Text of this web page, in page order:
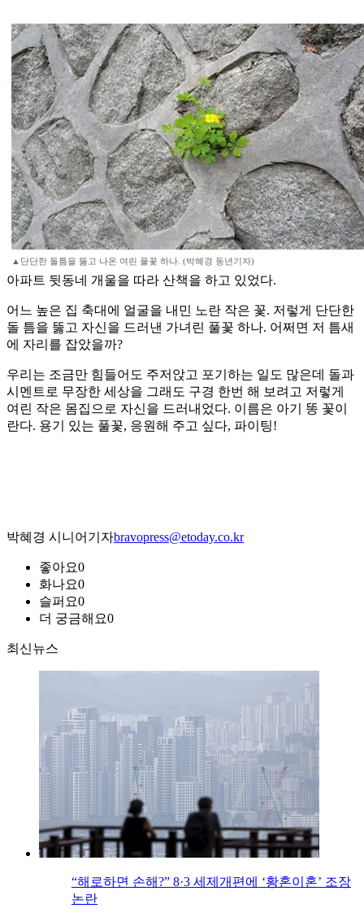
▲단단한 돌틈을 뚫고 나온 여린 풀꽃 하나. (박혜경 동년기자)
아파트 뒷동네 개울을 따라 산책을 하고 있었다.
어느 높은 집 축대에 얼굴을 내민 노란 작은 꽃. 저렇게 단단한
돌 틈을 뚫고 자신을 드러낸 가녀린 풀꽃 하나. 어쩌면 저 틈새
에 자리를 잡았을까?
우리는 조금만 힘들어도 주저앉고 포기하는 일도 많은데 돌과
시멘트로 무장한 세상을 그래도 구경 한번 해 보려고 저렇게
여린 작은 몸집으로 자신을 드러내었다. 이름은 아기 똥 꽃이
란다. 용기 있는 풀꽃, 응원해 주고 싶다, 파이팅!
박혜경 시니어기자bravopress@etoday.co.kr
좋아요0
화나요0
슬퍼요0
더 궁금해요0
최신뉴스
“해로하면 손해?” 8·3 세제개편에 ‘황혼이혼’ 조장
논란